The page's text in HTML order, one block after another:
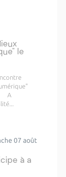
le
A
07 août
à a